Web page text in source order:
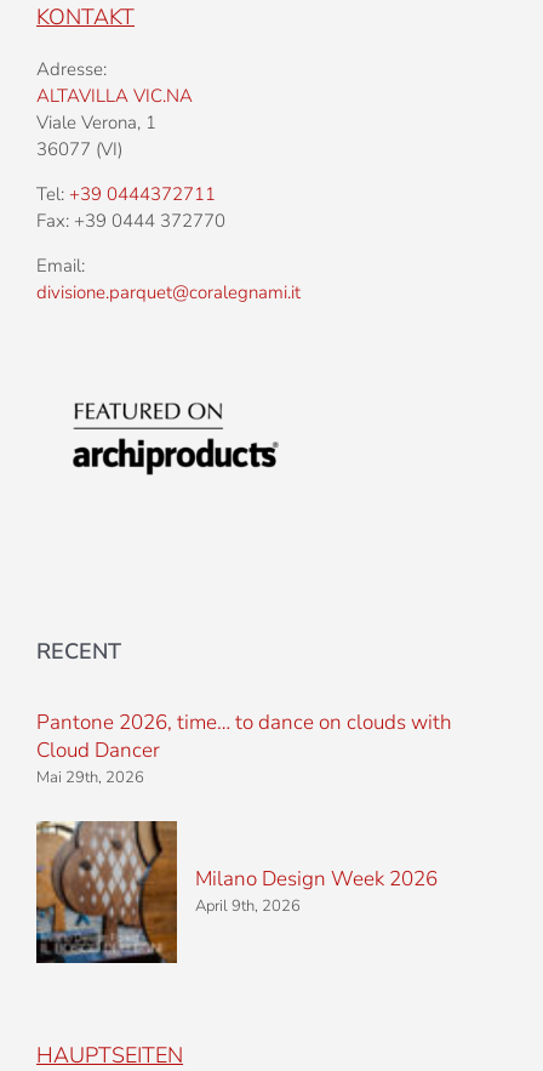
KONTAKT
Adresse:
ALTAVILLA VIC.NA
Viale Verona, 1
36077 (VI)
Tel: +39 0444372711
Fax: +39 0444 372770
Email:
divisione.parquet@coralegnami.it
RECENT
Pantone 2026, time… to dance on clouds with
Cloud Dancer
Mai 29th, 2026
Milano Design Week 2026
April 9th, 2026
HAUPTSEITEN